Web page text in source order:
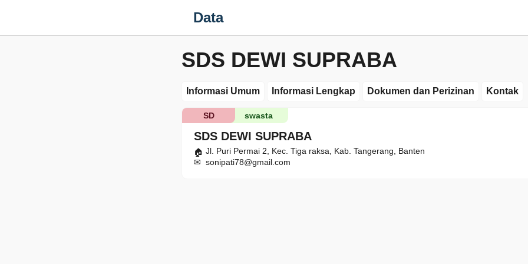
Data
SDS DEWI SUPRABA
Informasi Umum Informasi Lengkap Dokumen dan Perizinan Kontak
SDS DEWI SUPRABA
swasta
SD
Jl. Puri Permai 2, Kec. Tiga raksa, Kab. Tangerang, Banten
sonipati78@gmail.com